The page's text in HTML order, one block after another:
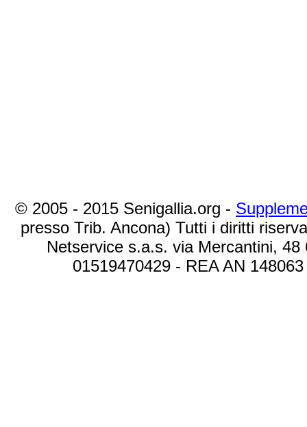
© 2005 - 2015 Senigallia.org -
presso Trib. Ancona) Tutti i diritti
Netservice s.a.s. via Mercantini,
01519470429 - REA AN